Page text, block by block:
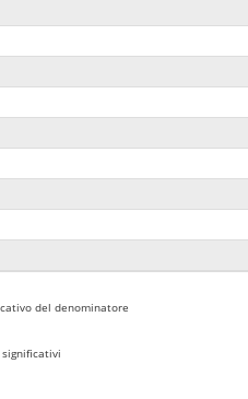
del denominatore